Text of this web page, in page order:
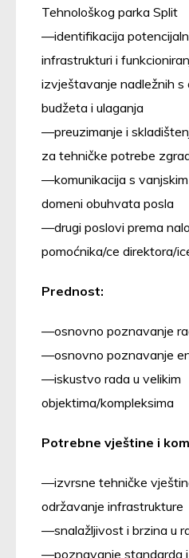
Tehnološkog parka Split
identifikacija
infrastrukturi i
izvještavanje nadležnih s
budžeta i ulaganja
preuzimanje i
za tehničke potrebe
komunikacija s
domeni obuhvata posla
drugi poslovi prema
pomoćnika/ce direktora/
Prednost:
osnovno poznavanje
osnovno poznavanje
iskustvo rada u velikim
objektima/kompleksima
Potrebne vještine i
izvrsne tehničke
održavanje infrastrukture
snalažljivost i brzina u
poznavanje standarda